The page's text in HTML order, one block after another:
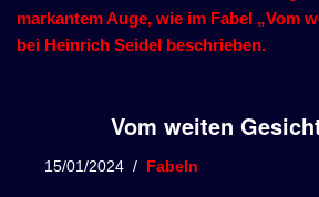
Vom weiten
15/01/2024 Fabeln